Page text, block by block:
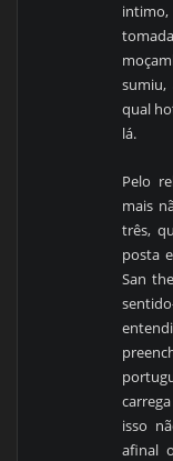
sumiu,
qual
lá.
Pelo
mais
três,
posta
San
isso
afinal